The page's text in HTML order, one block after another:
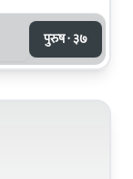
पुरुष · ३७